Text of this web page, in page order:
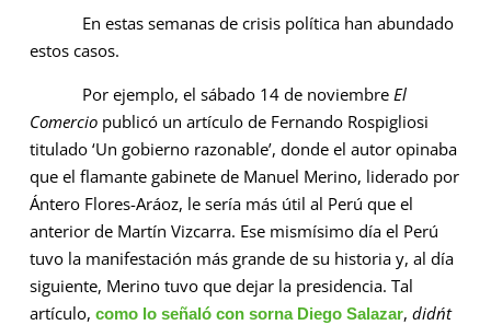
En estas semanas de crisis política han abundado
estos casos.
Por ejemplo, el sábado 14 de noviembre El
Comercio publicó un artículo de Fernando Rospigliosi
titulado ‘Un gobierno razonable’, donde el autor opinaba
que el flamante gabinete de Manuel Merino, liderado por
Ántero Flores-Aráoz, le sería más útil al Perú que el
anterior de Martín Vizcarra. Ese mismísimo día el Perú
tuvo la manifestación más grande de su historia y, al día
siguiente, Merino tuvo que dejar la presidencia. Tal
artículo, como lo señaló con sorna Diego Salazar, didn´t